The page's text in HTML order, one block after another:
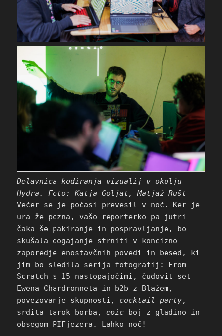
Delavnica kodiranja vizualij v okolju
Hydra. Foto: Katja Goljat, Matjaž Rušt
Večer se je počasi prevesil v noč. Ker je
ura že pozna, vašo reporterko pa jutri
čaka še pakiranje in pospravljanje, bo
skušala dogajanje strniti v koncizno
zaporedje enostavčnih povedi in besed, ki
jim bo sledila serija fotografij: From
Scratch s 15 nastopajočimi, čudovit set
Ewena Chardronneta in b2b z Blažem,
povezovanje skupnosti, cocktail party,
srdita tarok borba,epic boj z gladino in
obsegom PIFjezera. Lahko noč!